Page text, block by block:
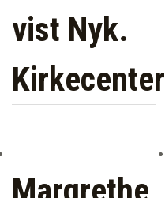
vist Nyk.
Kirkecenter